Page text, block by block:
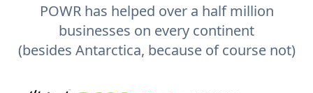
POWR has helped over a half million
businesses on every continent
(besides Antarctica, because of course not)